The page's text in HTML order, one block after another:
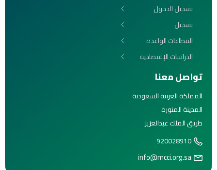
تسجيل الدخول
تسجيل
القطاعات الواعدة
الدراسات الإقتصادية
تواصل معنا
المملكة العربية السعودية
المدينة المنورة
طريق الملك عبدالعزيز
920028910
info@mcci.org.sa